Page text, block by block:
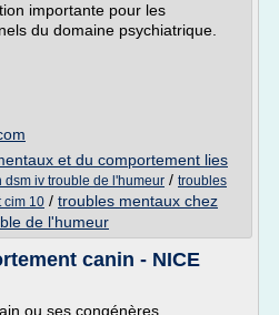
importante pour les
du domaine psychiatrique.
et du comportement lies
dsm iv trouble de l'humeur / troubles
cim 10 / troubles mentaux chez
de l'humeur
canin - NICE
ou ses congénères